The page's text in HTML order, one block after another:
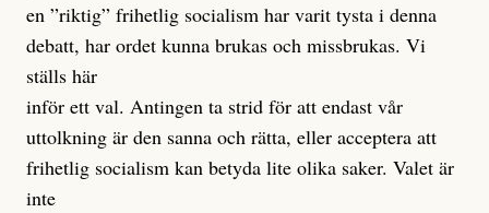
en ”riktig” frihetlig socialism har varit tysta i denna
debatt, har ordet kunna brukas och missbrukas. Vi
ställs här
inför ett val. Antingen ta strid för att endast vår
uttolkning är den sanna och rätta, eller acceptera att
frihetlig socialism kan betyda lite olika saker. Valet är
inte